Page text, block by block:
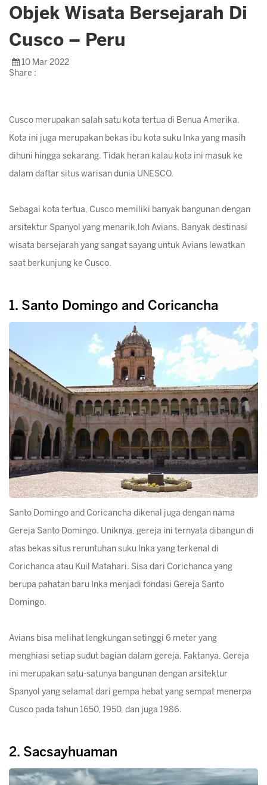
Objek Wisata Bersejarah Di
Cusco – Peru
10 Mar 2022
Share :
Cusco merupakan salah satu kota tertua di Benua Amerika.
Kota ini juga merupakan bekas ibu kota suku Inka yang masih
dihuni hingga sekarang. Tidak heran kalau kota ini masuk ke
dalam daftar situs warisan dunia UNESCO.
Sebagai kota tertua, Cusco memiliki banyak bangunan dengan
arsitektur Spanyol yang menarik,loh Avians. Banyak destinasi
wisata bersejarah yang sangat sayang untuk Avians lewatkan
saat berkunjung ke Cusco.
1. Santo Domingo and Coricancha
Santo Domingo and Coricancha dikenal juga dengan nama
Gereja Santo Domingo. Uniknya, gereja ini ternyata dibangun di
atas bekas situs reruntuhan suku Inka yang terkenal di
Corichanca atau Kuil Matahari. Sisa dari Corichanca yang
berupa pahatan baru Inka menjadi fondasi Gereja Santo
Domingo.
Avians bisa melihat lengkungan setinggi 6 meter yang
menghiasi setiap sudut bagian dalam gereja. Faktanya, Gereja
ini merupakan satu-satunya bangunan dengan arsitektur
Spanyol yang selamat dari gempa hebat yang sempat menerpa
Cusco pada tahun 1650, 1950, dan juga 1986.
2. Sacsayhuaman